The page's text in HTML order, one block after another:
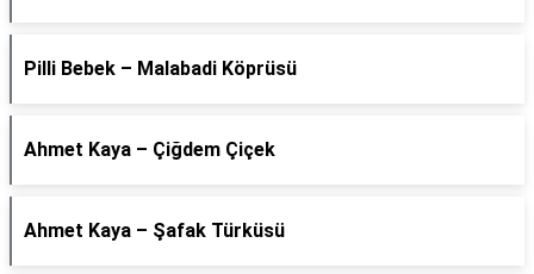
Pilli Bebek – Malabadi Köprüsü
Ahmet Kaya – Çiğdem Çiçek
Ahmet Kaya – Şafak Türküsü